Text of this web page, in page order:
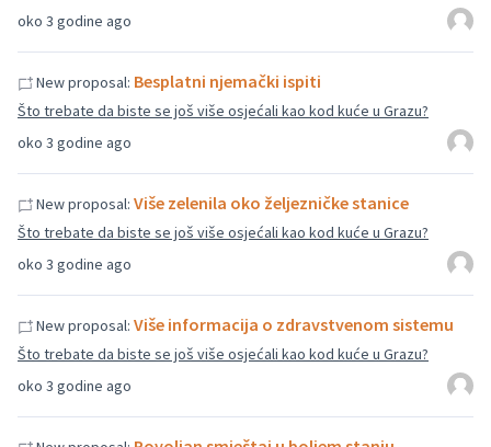
oko 3 godine ago
oko 3 godine ago
New proposal: Besplatni njemački ispiti
Što trebate da biste se još više osjećali kao kod kuće u Grazu?
oko 3 godine ago
New proposal: Više zelenila oko željezničke stanice
Što trebate da biste se još više osjećali kao kod kuće u Grazu?
oko 3 godine ago
New proposal: Više informacija o zdravstvenom sistemu
Što trebate da biste se još više osjećali kao kod kuće u Grazu?